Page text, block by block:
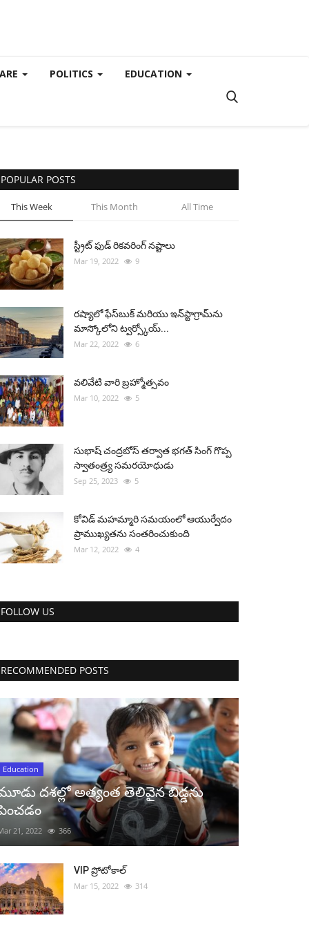
POLITICS EDUCATION
POPULAR POSTS
This Week This Month All Time
స్ట్రీట్ ఫుడ్ రికవరింగ్ నష్టాలు
Mar 19, 2022 9
రష్యాలో ఫేస్‌బుక్ మరియు ఇన్‌స్టాగ్రామ్‌ను
మాస్కోలోని ట్వర్స్కోయ్...
Mar 22, 2022 6
వలివేటి వారి బ్రహ్మోత్సవం
Mar 10, 2022 5
సుభాష్ చంద్రబోస్ తర్వాత భగత్ సింగ్ గొప్ప
స్వాతంత్ర్య సమరయోధుడు
Sep 25, 2023 5
కోవిడ్ మహమ్మారి సమయంలో ఆయుర్వేదం
ప్రాముఖ్యతను సంతరించుకుంది
Mar 12, 2022 4
FOLLOW US
RECOMMENDED POSTS
Education
దశల్లో అత్యంత తెలివైన బిడ్డను
21, 2022 366
VIP ప్రోటోకాల్
Mar 15, 2022 314